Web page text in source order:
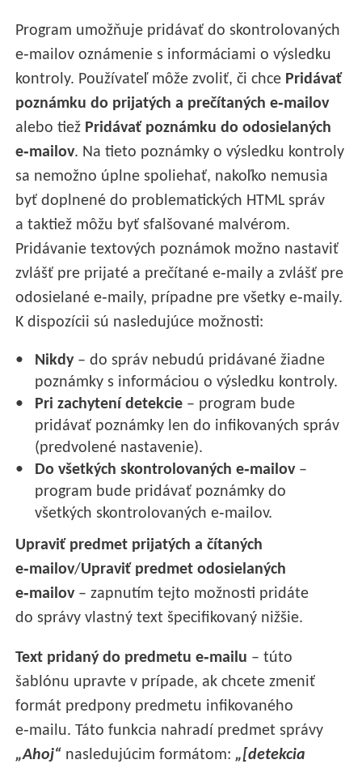
Program umožňuje pridávať do skontrolovaných
e‑mailov oznámenie s informáciami o výsledku
kontroly. Používateľ môže zvoliť, či chce Pridávať
poznámku do prijatých a prečítaných e‑mailov
alebo tiež Pridávať poznámku do odosielaných
e‑mailov. Na tieto poznámky o výsledku kontroly
sa nemožno úplne spoliehať, nakoľko nemusia
byť doplnené do problematických HTML správ
a taktiež môžu byť sfalšované malvérom.
Pridávanie textových poznámok možno nastaviť
zvlášť pre prijaté a prečítané e‑maily a zvlášť pre
odosielané e‑maily, prípadne pre všetky e‑maily.
K dispozícii sú nasledujúce možnosti:
Nikdy– do správ nebudú pridávané žiadne
poznámky s informáciou o výsledku kontroly.
Pri zachytení detekcie – program bude
pridávať poznámky len do infikovaných správ
(predvolené nastavenie).
Do všetkých skontrolovaných e‑mailov–
program bude pridávať poznámky do
všetkých skontrolovaných e‑mailov.
Upraviť predmet prijatých a čítaných
e‑mailov/Upraviť predmet odosielaných
e‑mailov– zapnutím tejto možnosti pridáte
do správy vlastný text špecifikovaný nižšie.
Text pridaný do predmetu e‑mailu – túto
šablónu upravte v prípade, ak chcete zmeniť
formát predpony predmetu infikovaného
e‑mailu. Táto funkcia nahradí predmet správy
„Ahoj“ nasledujúcim formátom: „[detekcia